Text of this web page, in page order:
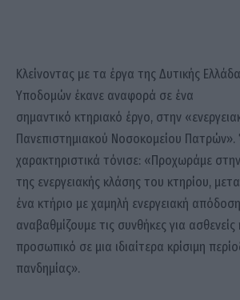
Κλείνοντας με τα έργα της Δυτικής
Υποδομών έκανε αναφορά σε ένα
σημαντικό κτηριακό έργο, στην
Πανεπιστημιακού Νοσοκομείου
χαρακτηριστικά τόνισε: «Προχωράμε
της ενεργειακής κλάσης του κτηρίου,
ένα κτήριο με χαμηλή ενεργειακή
αναβαθμίζουμε τις συνθήκες για ασθενείς
προσωπικό σε μια ιδιαίτερα κρίσιμη
πανδημίας».